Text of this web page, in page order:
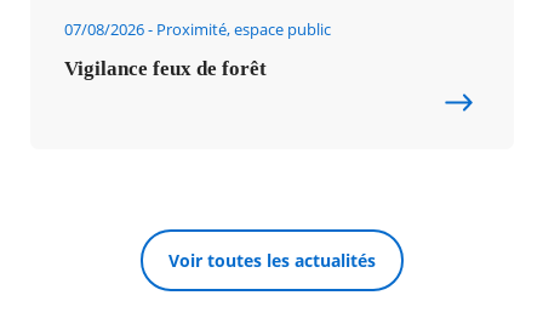
07/08/2026 Proximité, espace public
Vigilance feux de forêt
Voir toutes les actualités